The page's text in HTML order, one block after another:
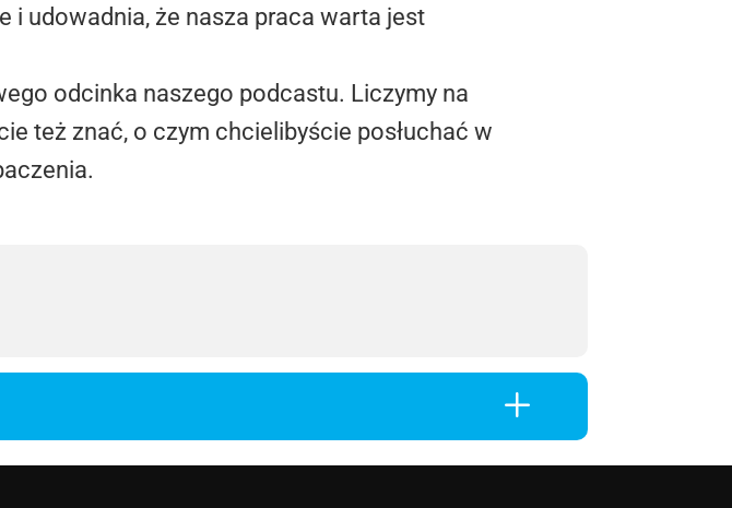
i udowadnia, że nasza praca warta jest
odcinka naszego podcastu. Liczymy na
też znać, o czym chcielibyście posłuchać w
L